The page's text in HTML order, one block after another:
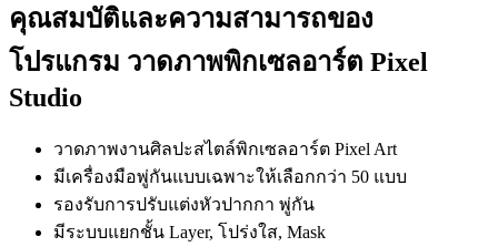
คุณสมบัติและความสามารถของ
โปรแกรม วาดภาพพิกเซลอาร์ต Pixel
Studio
วาดภาพงานศิลปะสไตล์พิกเซลอาร์ต Pixel Art
มีเครื่องมือพู่กันแบบเฉพาะให้เลือกกว่า 50 แบบ
รองรับการปรับแต่งหัวปากกา พู่กัน
มีระบบแยกชั้น Layer, โปร่งใส, Mask